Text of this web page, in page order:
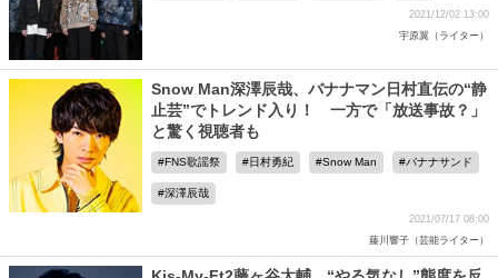
2021/12/02 13:00
宇原翼（ライター）
Snow Man深澤辰哉、バナナマン日村直伝の“静
止芸”でトレンド入り！ 一方で「放送事故？」
と驚く視聴者も
FNS歌謡祭 日村勇紀 Snow Man バナナサンド
深澤辰哉
2021/07/17 08:00
藤川響子（芸能ライター）